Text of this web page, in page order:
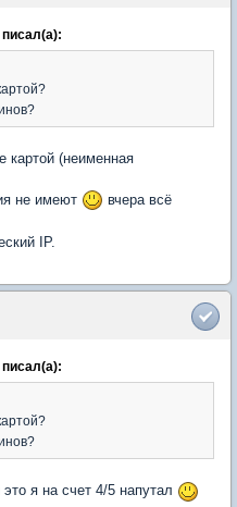
картой (неименная
не имеют
вчера всё
IP.
я на счет 4/5 напутал